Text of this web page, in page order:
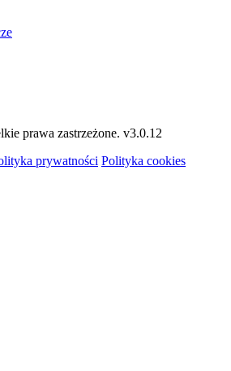
prawa zastrzeżone. v3.0.12
prywatności Polityka cookies